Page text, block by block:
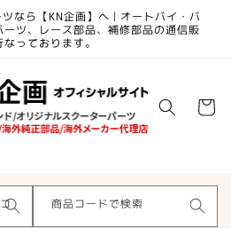
なら【KN企画】へ | オートバイ・バ
ツ、レース部品、補修部品の通信販
っております。
ー
商品コードで検索